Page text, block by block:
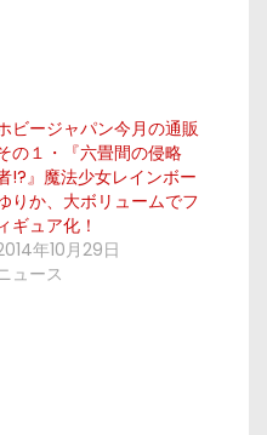
ビージャパン今月の通販
の１・『六畳間の侵略
!?』魔法少女レインボー
りか、大ボリュームでフ
ィギュア化！
年10月29日
ュース